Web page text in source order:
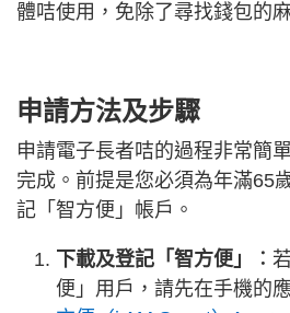
體咭使用，免除了尋找錢包的
申請方法及步驟
申請電子長者咭的過程非常簡
完成。前提是您必須為年滿65
記「智方便」帳戶。
下載及登記「智方便」︰
便」用戶，請先在手機的